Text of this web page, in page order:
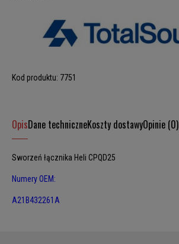
Kod produktu: 7751
OpisDane techniczneKoszty dostawyOpinie (0)
Sworzeń łącznika Heli CPQD25
Numery OEM:
A21B432261A